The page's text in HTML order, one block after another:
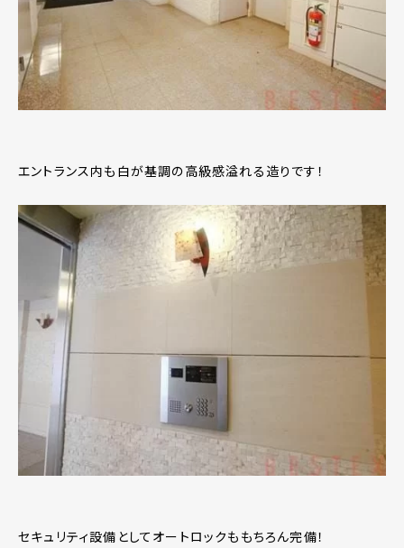
エントランス内も白が基調の高級感溢れる造りです！
セキュリティ設備としてオートロックももちろん完備！